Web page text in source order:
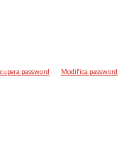
password Modifica password